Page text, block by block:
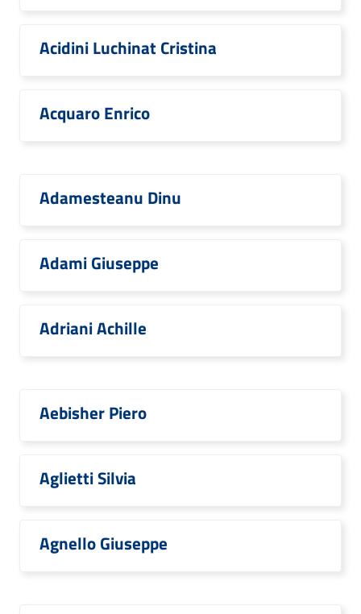
Acidini Luchinat Cristina
Acquaro Enrico
Adamesteanu Dinu
Adami Giuseppe
Adriani Achille
Aebisher Piero
Aglietti Silvia
Agnello Giuseppe